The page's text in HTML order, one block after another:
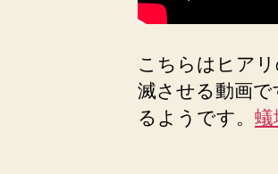
こちらはヒア
滅させる動画
るようです。 蟻